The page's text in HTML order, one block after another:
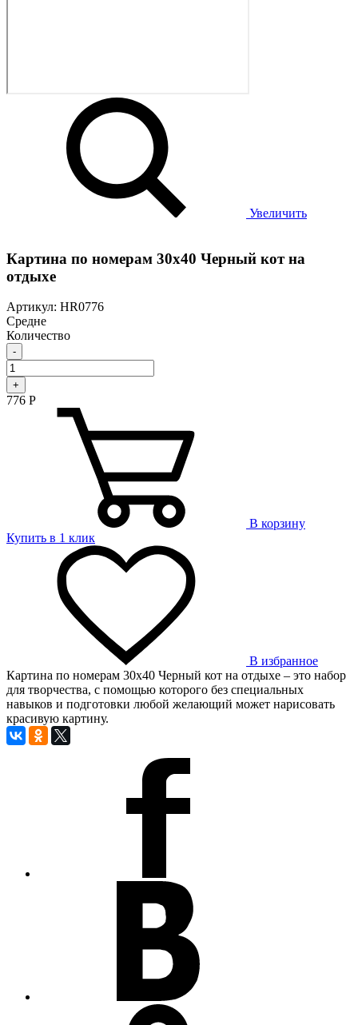
Увеличить
Картина по номерам 30х40 Черный кот на
отдыхе
Артикул: HR0776
Средне
Количество
-
+
776 Р
В корзину
Купить в 1 клик
В избранное
Картина по номерам 30х40 Черный кот на отдыхе – это набор
для творчества, с помощью которого без специальных
навыков и подготовки любой желающий может нарисовать
красивую картину.